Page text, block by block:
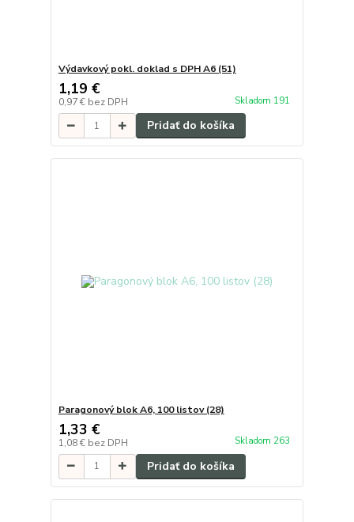
Výdavkový pokl. doklad s DPH A6 (51)
1,19 €
0,97 € bez DPH Skladom 191
Pridať do košíka
Paragonový blok A6, 100 listov (28)
1,33 €
1,08 € bez DPH Skladom 263
Pridať do košíka